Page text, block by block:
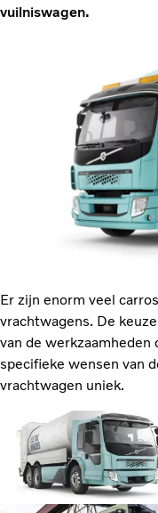
Services
vuilniswagen.
Er zijn enorm veel
vrachtwagens. De
van de
specifieke wensen van
vrachtwagen uniek.